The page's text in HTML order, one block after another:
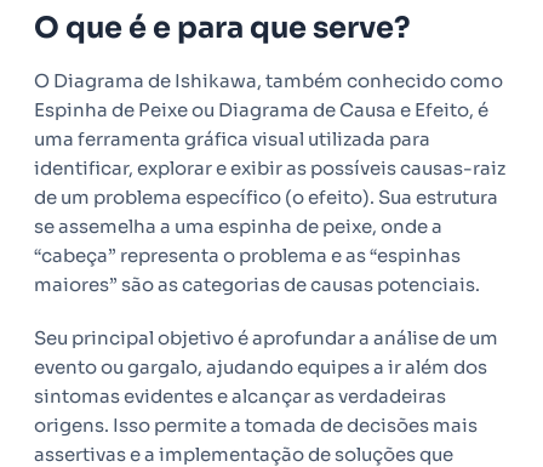
O que é e para que serve?
O Diagrama de Ishikawa, também conhecido como
Espinha de Peixe ou Diagrama de Causa e Efeito, é
uma ferramenta gráfica visual utilizada para
identificar, explorar e exibir as possíveis causas-raiz
de um problema específico (o efeito). Sua estrutura
se assemelha a uma espinha de peixe, onde a
“cabeça” representa o problema e as “espinhas
maiores” são as categorias de causas potenciais.
Seu principal objetivo é aprofundar a análise de um
evento ou gargalo, ajudando equipes a ir além dos
sintomas evidentes e alcançar as verdadeiras
origens. Isso permite a tomada de decisões mais
assertivas e a implementação de soluções que